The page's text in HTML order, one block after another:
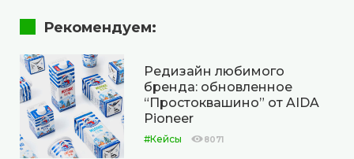
Рекомендуем:
Редизайн любимого
бренда: обновленное
“Простоквашино” от AIDA
Pioneer
#Кейсы 8071